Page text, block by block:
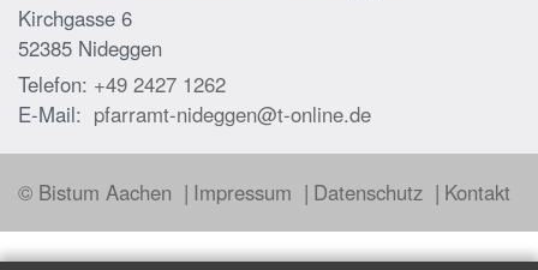
Kirchgasse 6
52385 Nideggen
Telefon: +49 2427 1262
E-Mail: pfarramt-nideggen@t-online.de
© Bistum Aachen Impressum Datenschutz Kontakt